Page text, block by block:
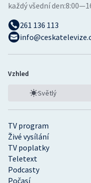
Vodní slalom
TV program
Živé vysílání
TV poplatky
Teletext
Podcasty
Počasí
každý všední den:
261 136 113
Vzhled
Světlý